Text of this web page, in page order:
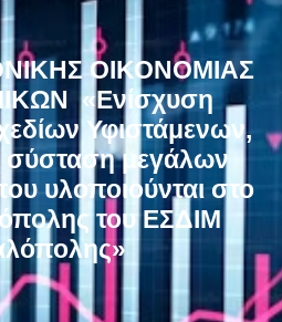
ΟΙΚΟΝΟΜΙΑΣ
«Ενίσχυση
Υφιστάμενων,
σύσταση μεγάλων
υλοποιούνται στο
του ΕΣΔΙΜ